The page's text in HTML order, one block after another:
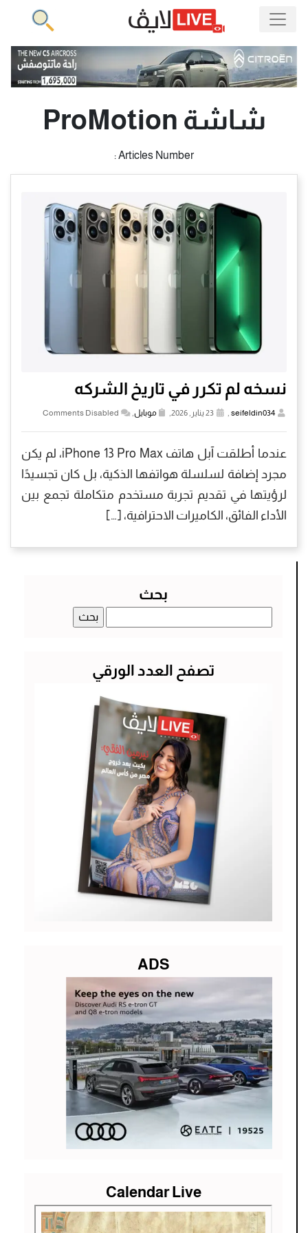
شاشة ProMotion
Articles Number :
نسخه لم تكرر في تاريخ الشركه
seifeldin034 موبايل Comments Disabled
عندما أطلقت آبل هاتف iPhone 13 Pro Max، لم يكن
مجرد إضافة لسلسلة هواتفها الذكية، بل كان تجسيدًا
لرؤيتها في تقديم تجربة مستخدم متكاملة تجمع بين
الأداء الفائق، الكاميرات الاحترافية، […]
بحث
عن:
تصفح العدد الورقي
ADS
Calendar Live